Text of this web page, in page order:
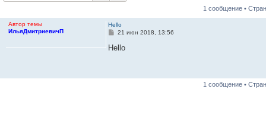
1 сообщение •
Автор темы
ИльяДмитриевичП
Hello
С
о
21 июн 2018, 13:56
Hello
1 сообщение •